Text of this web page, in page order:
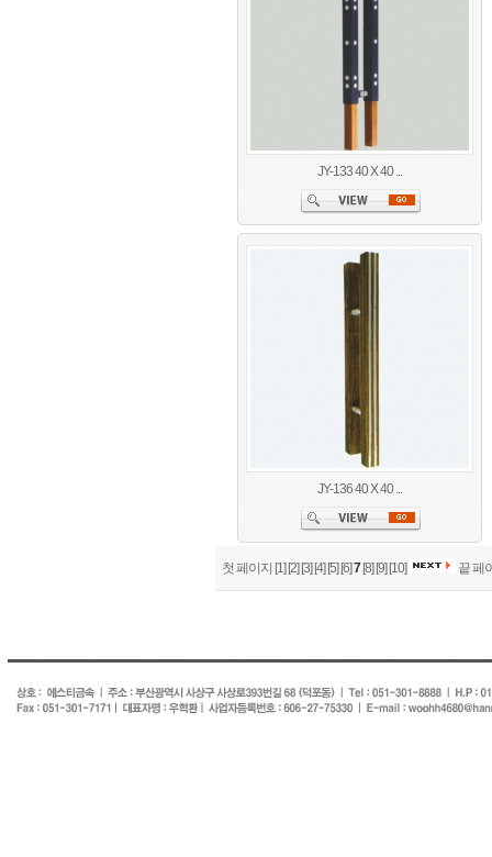
JY-133 40 X 40 ...
JY-136 40 X 40 ...
첫 페이지 [1] [2] [3] [4] [5] [6]7 [8] [9] [10] 끝 페